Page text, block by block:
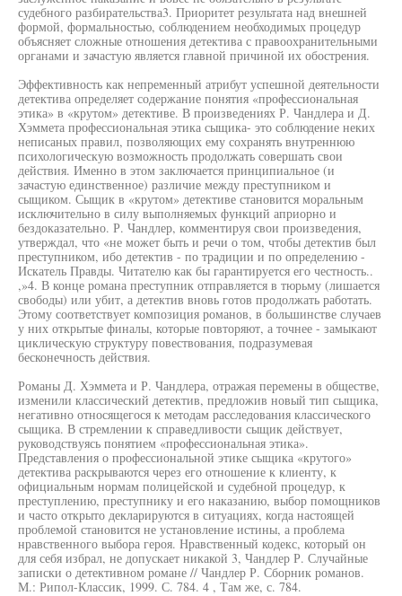
судебного разбирательства3. Приоритет результата над внешней
формой, формальностью, соблюдением необходимых процедур
объясняет сложные отношения детектива с правоохранительными
органами и зачастую является главной причиной их обострения.
Эффективность как непременный атрибут успешной деятельности
детектива определяет содержание понятия «профессиональная
этика» в «крутом» детективе. В произведениях Р. Чандлера и Д.
Хэммета профессиональная этика сыщика- это соблюдение неких
неписаных правил, позволяющих ему сохранять внутреннюю
психологическую возможность продолжать совершать свои
действия. Именно в этом заключается принципиальное (и
зачастую единственное) различие между преступником и
сыщиком. Сыщик в «крутом» детективе становится моральным
исключительно в силу выполняемых функций априорно и
бездоказательно. Р. Чандлер, комментируя свои произведения,
утверждал, что «не может быть и речи о том, чтобы детектив был
преступником, ибо детектив - по традиции и по определению -
Искатель Правды. Читателю как бы гарантируется его честность..
,»4. В конце романа преступник отправляется в тюрьму (лишается
свободы) или убит, а детектив вновь готов продолжать работать.
Этому соответствует композиция романов, в большинстве случаев
у них открытые финалы, которые повторяют, а точнее - замыкают
циклическую структуру повествования, подразумевая
бесконечность действия.
Романы Д. Хэммета и Р. Чандлера, отражая перемены в обществе,
изменили классический детектив, предложив новый тип сыщика,
негативно относящегося к методам расследования классического
сыщика. В стремлении к справедливости сыщик действует,
руководствуясь понятием «профессиональная этика».
Представления о профессиональной этике сыщика «крутого»
детектива раскрываются через его отношение к клиенту, к
официальным нормам полицейской и судебной процедур, к
преступлению, преступнику и его наказанию, выбор помощников
и часто открыто декларируются в ситуациях, когда настоящей
проблемой становится не установление истины, а проблема
нравственного выбора героя. Нравственный кодекс, который он
для себя избрал, не допускает никакой 3, Чандлер Р. Случайные
записки о детективном романе // Чандлер Р. Сборник романов.
М.: Рипол-Классик, 1999. С. 784. 4 , Там же, с. 784.